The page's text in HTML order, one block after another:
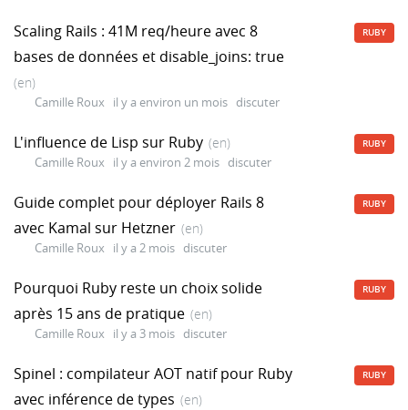
Scaling Rails : 41M req/heure avec 8
bases de données et disable_joins: true
(en)
Camille Roux il y a environ un mois discuter
RUBY
L'influence de Lisp sur Ruby (en)
Camille Roux il y a environ 2 mois discuter
RUBY
Guide complet pour déployer Rails 8
avec Kamal sur Hetzner (en)
Camille Roux il y a 2 mois discuter
RUBY
Pourquoi Ruby reste un choix solide
après 15 ans de pratique (en)
Camille Roux il y a 3 mois discuter
RUBY
Spinel : compilateur AOT natif pour Ruby
avec inférence de types (en)
RUBY